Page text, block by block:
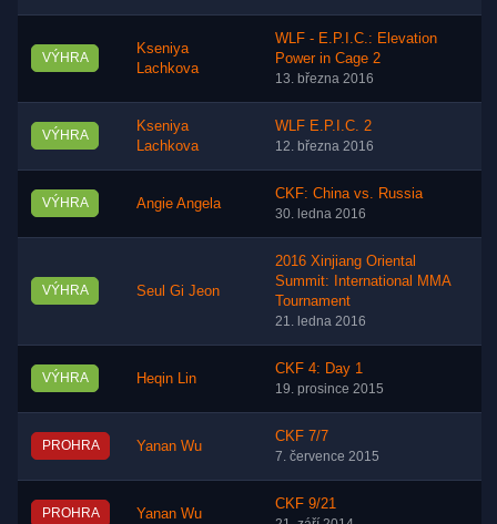
VÝHRA
Kseniya
Lachkova
WLF - E.P.I.C.: Elevation
Power in Cage 2
13. března 2016
VÝHRA
Kseniya
Lachkova
WLF E.P.I.C. 2
12. března 2016
VÝHRA Angie Angela
CKF: China vs. Russia
30. ledna 2016
VÝHRA Seul Gi Jeon
2016 Xinjiang Oriental
Summit: International MMA
Tournament
21. ledna 2016
VÝHRA Heqin Lin
CKF 4: Day 1
19. prosince 2015
PROHRA Yanan Wu
CKF 7/7
7. července 2015
PROHRA Yanan Wu
CKF 9/21